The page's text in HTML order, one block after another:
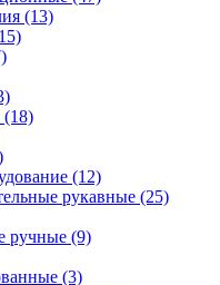
(13)
(18)
(12)
рукавные (25)
ручные (9)
(3)